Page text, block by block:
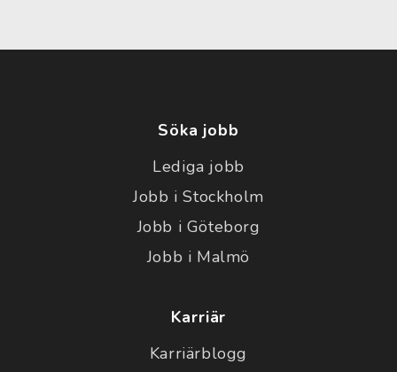
Söka jobb
Lediga jobb
Jobb i Stockholm
Jobb i Göteborg
Jobb i Malmö
Karriär
Karriärblogg